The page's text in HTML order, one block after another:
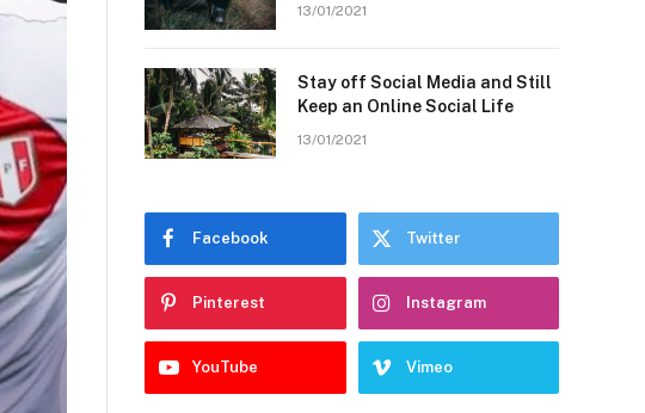
13/01/2021
Stay off Social Media and Still
Keep an Online Social Life
13/01/2021
Facebook Twitter
Pinterest Instagram
YouTube Vimeo